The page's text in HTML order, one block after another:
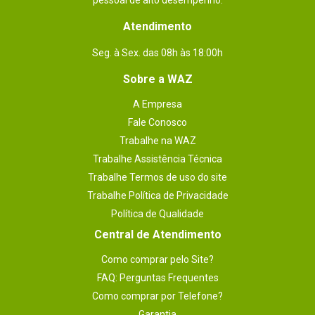
Atendimento
Seg. à Sex. das 08h às 18:00h
Sobre a WAZ
A Empresa
Fale Conosco
Trabalhe na WAZ
Trabalhe Assistência Técnica
Trabalhe Termos de uso do site
Trabalhe Política de Privacidade
Política de Qualidade
Central de Atendimento
Como comprar pelo Site?
FAQ: Perguntas Frequentes
Como comprar por Telefone?